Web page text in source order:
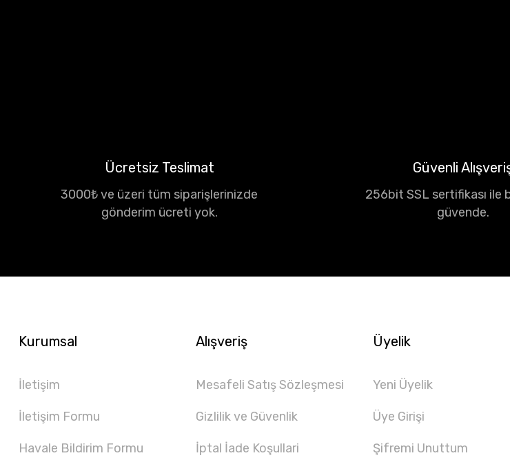
Ücretsiz Teslimat
3000₺ ve üzeri tüm siparişlerinizde
gönderim ücreti yok.
Güvenli
256bit SSL sertifikası ile
güvende.
Kurumsal
İletişim
İletişim Formu
Havale Bildirim Formu
Alışveriş
Mesafeli Satış Sözleşmesi
Gizlilik ve Güvenlik
İptal İade Koşullari
Üyelik
Yeni Üyelik
Üye Girişi
Şifremi Unuttum